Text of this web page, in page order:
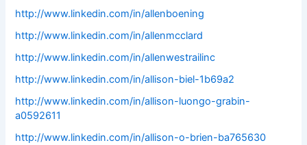
http://www.linkedin.com/in/allenboening
http://www.linkedin.com/in/allenmcclard
http://www.linkedin.com/in/allenwestrailinc
http://www.linkedin.com/in/allison-biel-1b69a2
http://www.linkedin.com/in/allison-luongo-grabin-
a0592611
http://www.linkedin.com/in/allison-o-brien-ba765630